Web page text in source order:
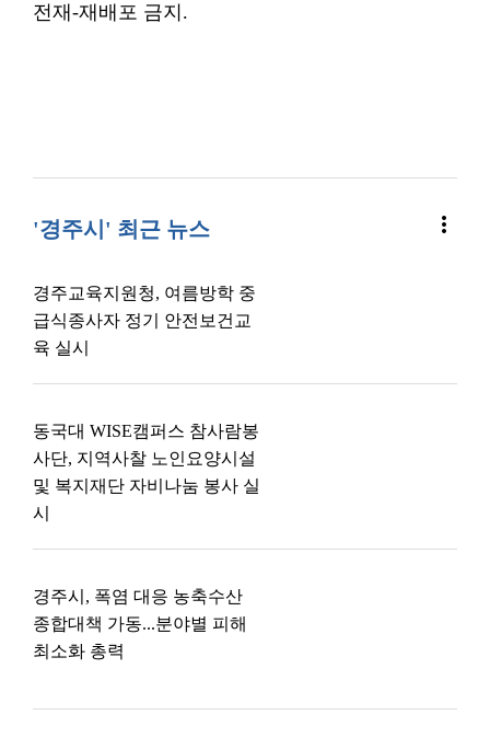
전재-재배포 금지.
'경주시' 최근 뉴스 more_vert
경주교육지원청, 여름방학 중
급식종사자 정기 안전보건교
육 실시
동국대 WISE캠퍼스 참사람봉
사단, 지역사찰 노인요양시설
및 복지재단 자비나눔 봉사 실
시
경주시, 폭염 대응 농축수산
종합대책 가동...분야별 피해
최소화 총력